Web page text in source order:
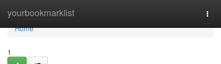
yourbookmarklist
Home
Home
1